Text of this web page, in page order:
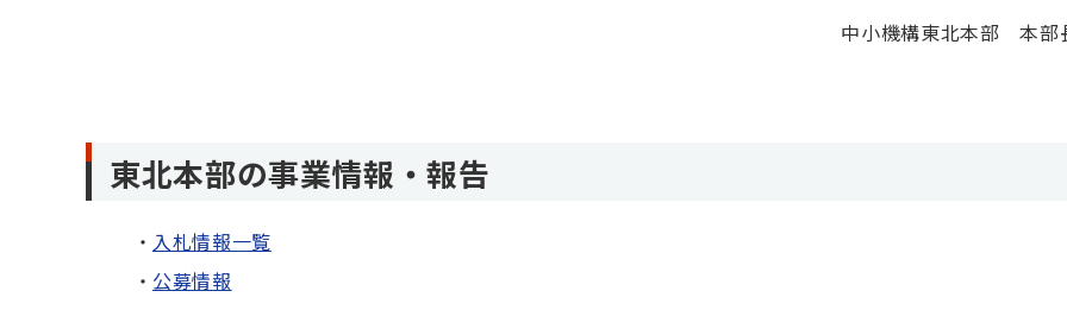
中小機構東北本部 本部
東北本部の事業情報・報告
入札情報一覧
公募情報